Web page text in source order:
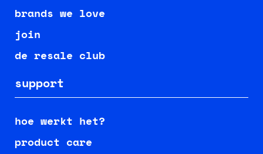
brands we love
join
de resale club
support
hoe werkt het?
product care